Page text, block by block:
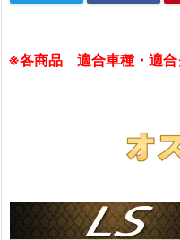
※各商品 適合車種・適合